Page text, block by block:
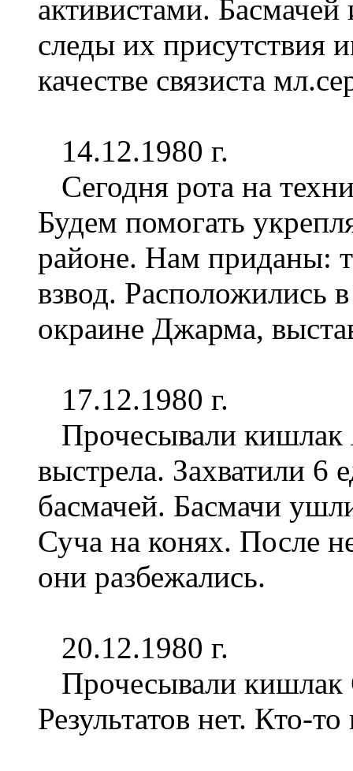
активистами.
следы их присутствия
качестве связиста
14.12.1980 г.
Сегодня рота на
Будем помогать
районе. Нам приданы:
взвод. Расположились
окраине Джарма,
17.12.1980 г.
Прочесывали кишлак
выстрела. Захватили 6
басмачей. Басмачи
Суча на конях. После
они разбежались.
20.12.1980 г.
Прочесывали кишлак
Результатов нет. Кто-